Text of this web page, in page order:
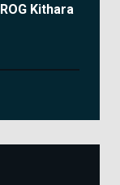
Kithara